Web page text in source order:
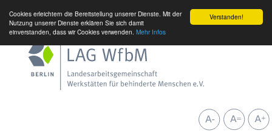
Verstanden!
Cookies erleichtern die Bereitstellung unserer Dienste. Mit der
Nutzung unserer Dienste erklären Sie sich damit
einverstanden, dass wir Cookies verwenden. Mehr Infos